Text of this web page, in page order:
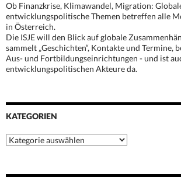
Ob Finanzkrise, Klimawandel, Migration:
entwicklungspolitische Themen betreffen alle
in Österreich.
Die ISJE will den Blick auf globale
sammelt „Geschichten“, Kontakte und Termine,
Aus- und Fortbildungseinrichtungen - und ist
entwicklungspolitischen Akteure da.
KATEGORIEN
Kategorien